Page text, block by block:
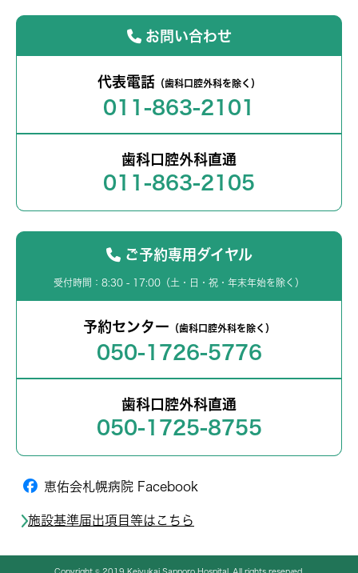
お問い合わせ
代表電話 （歯科口腔外科を除く）
011-863-2101
歯科口腔外科直通
011-863-2105
ご予約専用ダイヤル
受付時間：8:30 - 17:00（土・日・祝・年末年始を除く）
予約センター （歯科口腔外科を除く）
050-1726-5776
歯科口腔外科直通
050-1725-8755
恵佑会札幌病院 Facebook
施設基準届出項目等はこちら
Copyright © 2019 Keiyukai Sapporo Hospital. All rights reserved.